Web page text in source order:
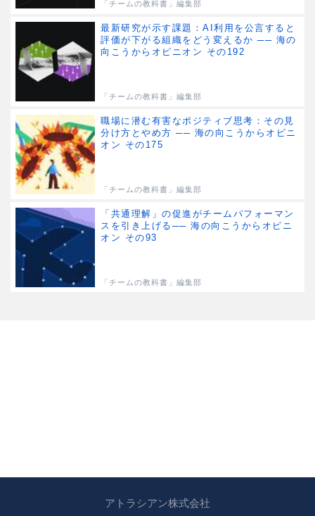
「チームの教科書」編集部
最新研究が示す課題：AI利用を公言すると
評価が下がる組織をどう変えるか ── 海の
向こうからオピニオン その192
「チームの教科書」編集部
職場に潜む有害なポジティブ思考：その見
分け方とやめ方 ── 海の向こうからオピニ
オン その175
「チームの教科書」編集部
「共通理解」の促進がチームパフォーマン
スを引き上げる── 海の向こうからオピニ
オン その93
「チームの教科書」編集部
アトラシアン株式会社